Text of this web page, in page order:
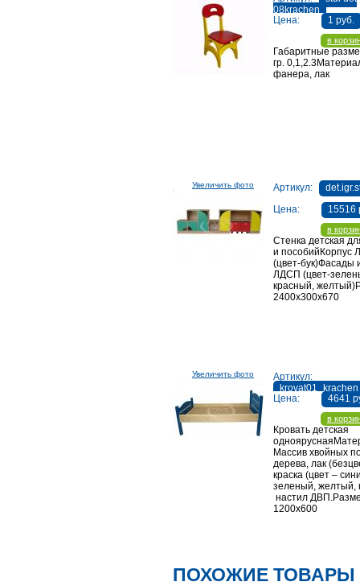
08krachen
Цена:
1 руб.
в
Габаритные
гр.
фанера, лак
Увеличить фото Артикул:
Цена:
15516
в
Стенка детская
и пособийКорпус
(цвет-бук)Фасады
ЛДСП (цвет-
красный,
2400х300х670
Увеличить фото
Артикул:
krovat01_krachen
Цена:
4641
в
Кровать детская
Массив хвойных
дерева, лак
краска (цвет –
зеленый, желтый,
настил
1200х600
ПОХОЖИЕ ТОВАРЫ